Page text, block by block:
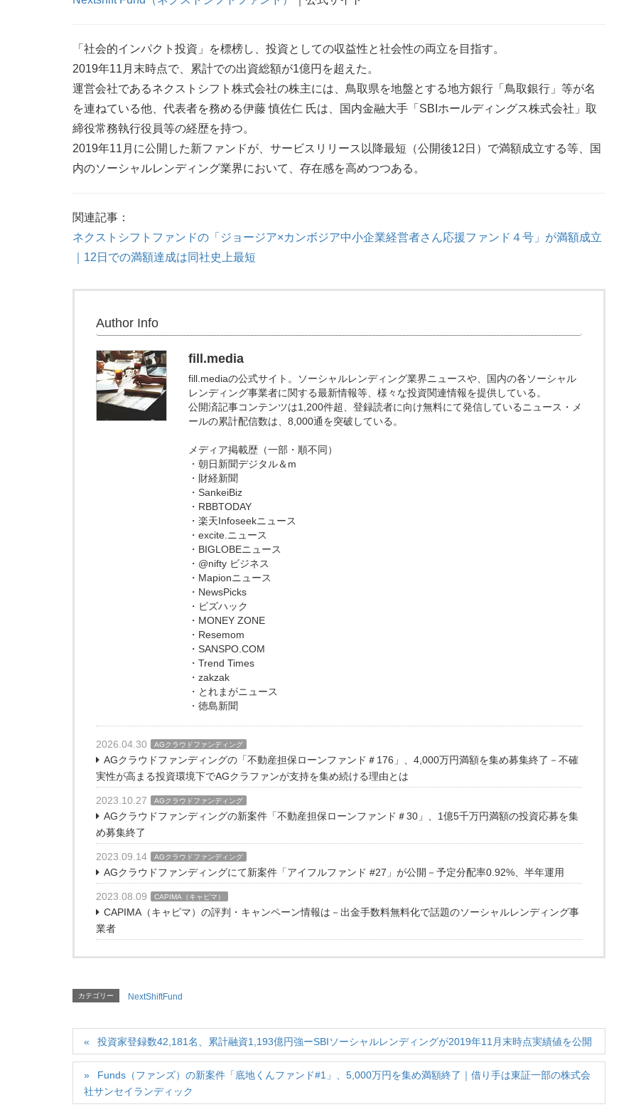
「社会的インパクト投資」を標榜し、投資としての収益性と社会性の両立を目指す。
2019年11月末時点で、累計での出資総額が1億円を超えた。
運営会社であるネクストシフト株式会社の株主には、鳥取県を地盤とする地方銀行「鳥取銀行」等が名
を連ねている他、代表者を務める伊藤 慎佐仁 氏は、国内金融大手「SBIホールディングス株式会社」取
締役常務執行役員等の経歴を持つ。
2019年11月に公開した新ファンドが、サービスリリース以降最短（公開後12日）で満額成立する等、国
内のソーシャルレンディング業界において、存在感を高めつつある。
関連記事：
ネクストシフトファンドの「ジョージア×カンボジア中小企業経営者さん応援ファンド４号」が満額成立
｜12日での満額達成は同社史上最短
Author Info
fill.media
fill.mediaの公式サイト。ソーシャルレンディング業界ニュースや、国内の各ソーシャル
レンディング事業者に関する最新情報等、様々な投資関連情報を提供している。
公開済記事コンテンツは1,200件超、登録読者に向け無料にて発信しているニュース・メ
ールの累計配信数は、8,000通を突破している。
メディア掲載歴（一部・順不同）
・朝日新聞デジタル＆m
・財経新聞
・SankeiBiz
・RBBTODAY
・楽天Infoseekニュース
・excite.ニュース
・BIGLOBEニュース
・@nifty ビジネス
・Mapionニュース
・NewsPicks
・ビズハック
・MONEY ZONE
・Resemom
・SANSPO.COM
・Trend Times
・zakzak
・とれまがニュース
・徳島新聞
2026.04.30 AGクラウドファンディング
AGクラウドファンディングの「不動産担保ローンファンド＃176」、4,000万円満額を集め募集終了－不確
実性が高まる投資環境下でAGクラファンが支持を集め続ける理由とは
2023.10.27 AGクラウドファンディング
AGクラウドファンディングの新案件「不動産担保ローンファンド＃30」、1億5千万円満額の投資応募を集
め募集終了
2023.09.14 AGクラウドファンディング
AGクラウドファンディングにて新案件「アイフルファンド #27」が公開－予定分配率0.92%、半年運用
2023.08.09 CAPIMA（キャピマ）
CAPIMA（キャピマ）の評判・キャンペーン情報は－出金手数料無料化で話題のソーシャルレンディング事
業者
カテゴリー NextShiftFund
投資家登録数42,181名、累計融資1,193億円強ーSBIソーシャルレンディングが2019年11月末時点実績値を公開
Funds（ファンズ）の新案件「底地くんファンド#1」、5,000万円を集め満額終了｜借り手は東証一部の株式会
社サンセイランディック